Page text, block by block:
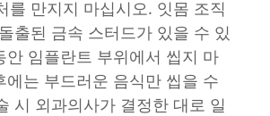
를 만지지 마십시오. 잇몸 조직
출된 금속 스터드가 있을 수 있
안 임플란트 부위에서 씹지 마
에는 부드러운 음식만 씹을 수
시 외과의사가 결정한 대로 일